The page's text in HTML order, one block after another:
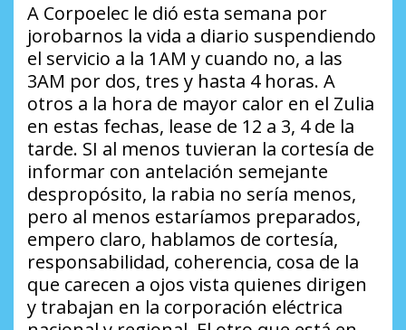
A Corpoelec le dió esta semana por
jorobarnos la vida a diario suspendiendo
el servicio a la 1AM y cuando no, a las
3AM por dos, tres y hasta 4 horas. A
otros a la hora de mayor calor en el Zulia
en estas fechas, lease de 12 a 3, 4 de la
tarde. SI al menos tuvieran la cortesía de
informar con antelación semejante
despropósito, la rabia no sería menos,
pero al menos estaríamos preparados,
empero claro, hablamos de cortesía,
responsabilidad, coherencia, cosa de la
que carecen a ojos vista quienes dirigen
y trabajan en la corporación eléctrica